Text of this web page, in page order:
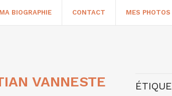
MA BIOGRAPHIE CONTACT MES PHOTOS
VANNESTE